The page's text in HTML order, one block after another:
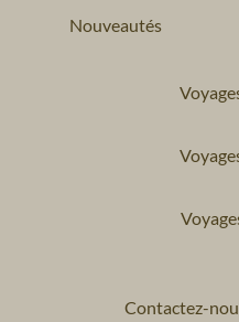
Nouveautés
Contactez-